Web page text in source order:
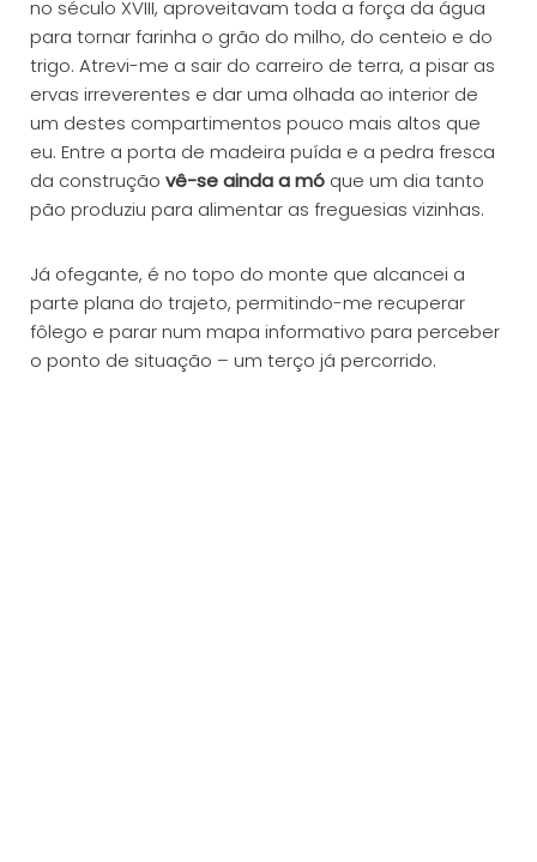
no século XVIII, aproveitavam toda a força da água
para tornar farinha o grão do milho, do centeio e do
trigo. Atrevi-me a sair do carreiro de terra, a pisar as
ervas irreverentes e dar uma olhada ao interior de
um destes compartimentos pouco mais altos que
eu. Entre a porta de madeira puída e a pedra fresca
da construção vê-se ainda a mó que um dia tanto
pão produziu para alimentar as freguesias vizinhas.
Já ofegante, é no topo do monte que alcancei a
parte plana do trajeto, permitindo-me recuperar
fôlego e parar num mapa informativo para perceber
o ponto de situação – um terço já percorrido.